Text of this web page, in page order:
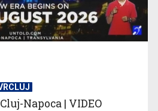
lumeNapoca | VIDEO